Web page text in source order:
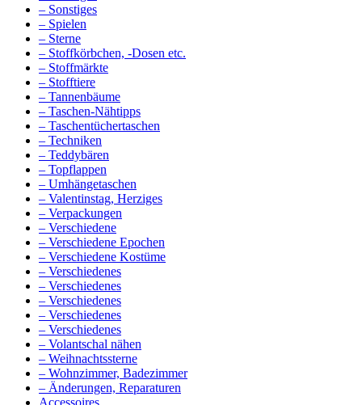
– Sonstiges
– Spielen
– Sterne
– Stoffkörbchen, -Dosen etc.
– Stoffmärkte
– Stofftiere
– Tannenbäume
– Taschen-Nähtipps
– Taschentüchertaschen
– Techniken
– Teddybären
– Topflappen
– Umhängetaschen
– Valentinstag, Herziges
– Verpackungen
– Verschiedene
– Verschiedene Epochen
– Verschiedene Kostüme
– Verschiedenes
– Verschiedenes
– Verschiedenes
– Verschiedenes
– Verschiedenes
– Volantschal nähen
– Weihnachtssterne
– Wohnzimmer, Badezimmer
– Änderungen, Reparaturen
Accessoires